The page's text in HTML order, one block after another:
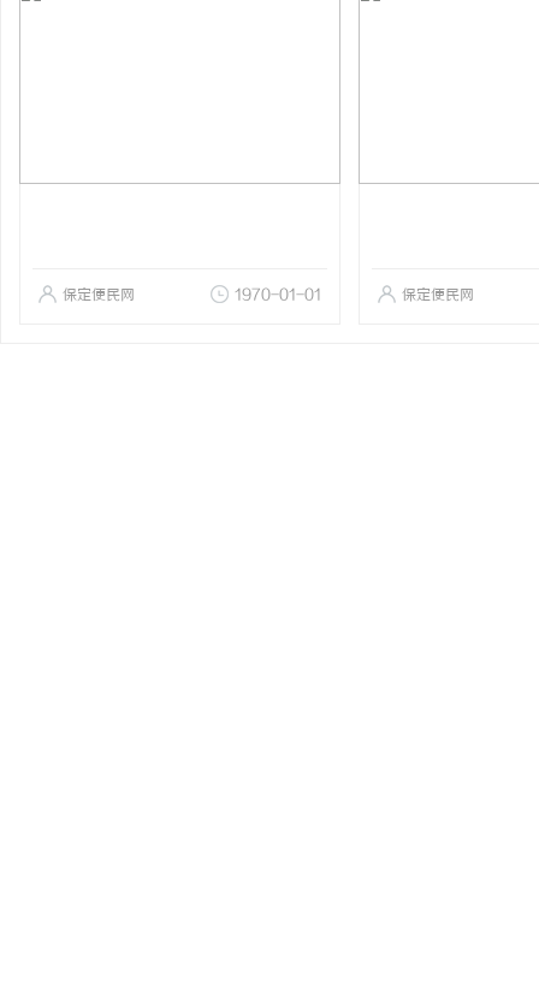
保定便民网 1970-01-01 保定便民网